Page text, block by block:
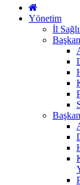
Yönetim
İl